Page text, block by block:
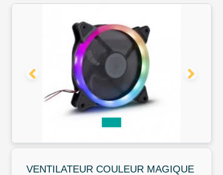
VENTILATEUR COULEUR MAGIQUE